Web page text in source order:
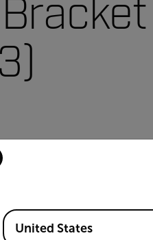
your preferred country
Available Locations
United States